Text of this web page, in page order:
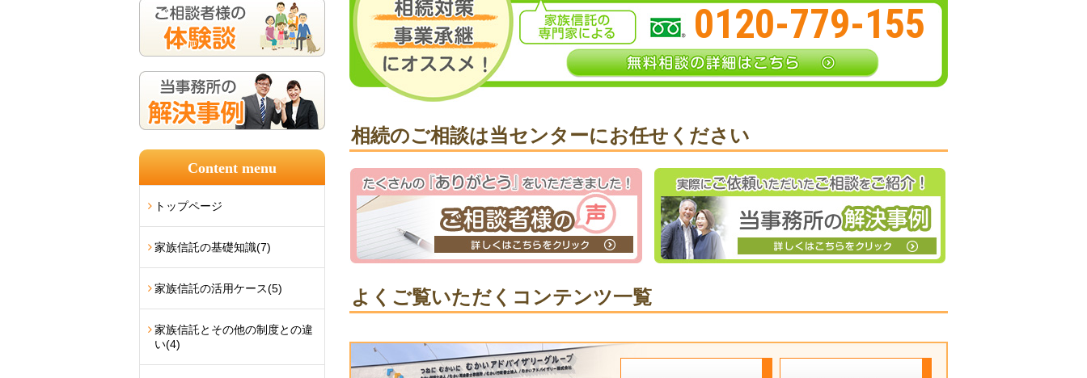
0120-779-155
相続のご相談は当センターにお任せください
よくご覧いただくコンテンツ一覧
Content menu
トップページ
家族信託の基礎知識(7)
家族信託の活用ケース(5)
家族信託とその他の制度との違
い(4)